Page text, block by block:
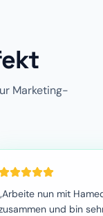
Marketing-
nun mit
und bin